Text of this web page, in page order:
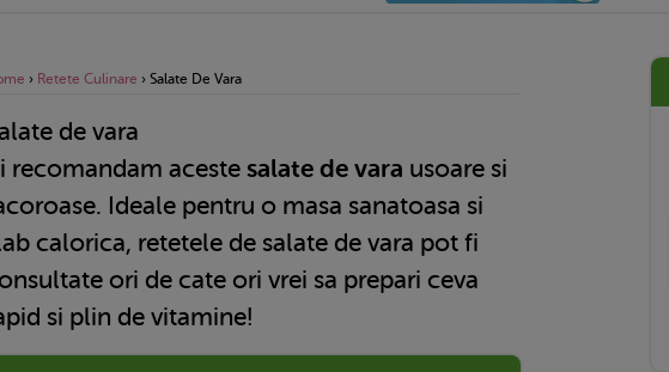
› Retete Culinare › Salate De Vara
de vara
recomandam aceste salate de vara usoare si
Ideale pentru o masa sanatoasa si
calorica, retetele de salate de vara pot fi
ori de cate ori vrei sa prepari ceva
si plin de vitamine!